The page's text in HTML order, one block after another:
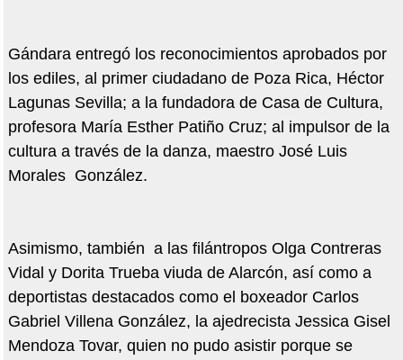
Gándara entregó los reconocimientos aprobados por
los ediles, al primer ciudadano de Poza Rica, Héctor
Lagunas Sevilla; a la fundadora de Casa de Cultura,
profesora María Esther Patiño Cruz; al impulsor de la
cultura a través de la danza, maestro José Luis
Morales González.
Asimismo, también a las filántropos Olga Contreras
Vidal y Dorita Trueba viuda de Alarcón, así como a
deportistas destacados como el boxeador Carlos
Gabriel Villena González, la ajedrecista Jessica Gisel
Mendoza Tovar, quien no pudo asistir porque se